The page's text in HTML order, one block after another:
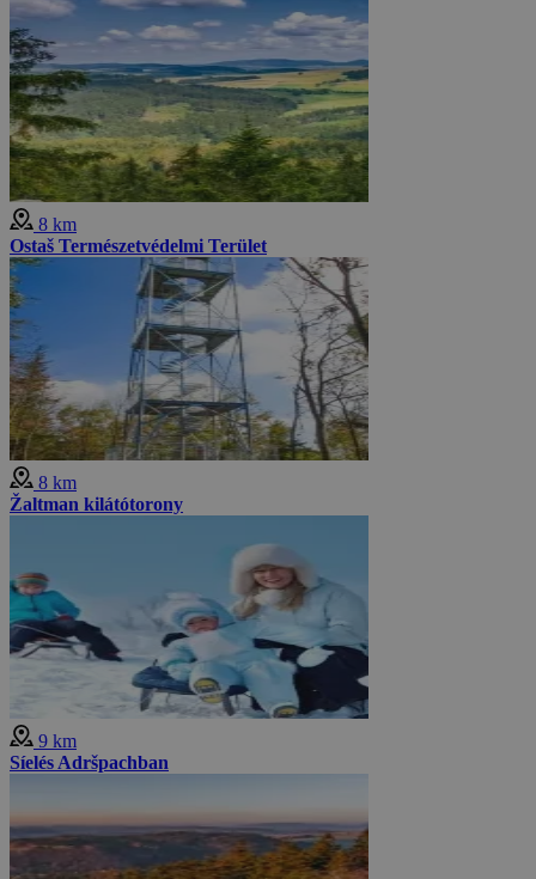
8 km
Ostaš Természetvédelmi Terület
8 km
Žaltman kilátótorony
9 km
Síelés Adršpachban